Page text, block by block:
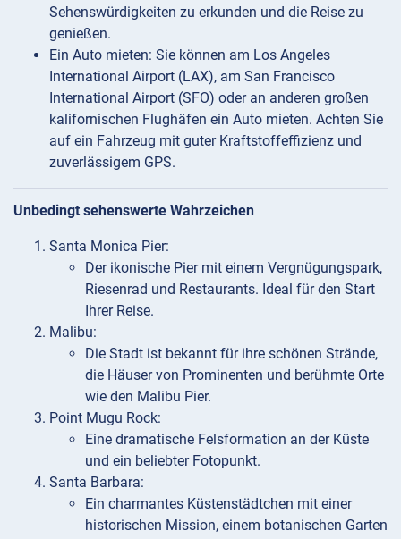
Sehenswürdigkeiten zu erkunden und die Reise zu
genießen.
Ein Auto mieten: Sie können am Los Angeles
International Airport (LAX), am San Francisco
International Airport (SFO) oder an anderen großen
kalifornischen Flughäfen ein Auto mieten. Achten Sie
auf ein Fahrzeug mit guter Kraftstoffeffizienz und
zuverlässigem GPS.
Unbedingt sehenswerte Wahrzeichen
Santa Monica Pier:
Der ikonische Pier mit einem Vergnügungspark,
Riesenrad und Restaurants. Ideal für den Start
Ihrer Reise.
Malibu:
Die Stadt ist bekannt für ihre schönen Strände,
die Häuser von Prominenten und berühmte Orte
wie den Malibu Pier.
Point Mugu Rock:
Eine dramatische Felsformation an der Küste
und ein beliebter Fotopunkt.
Santa Barbara:
Ein charmantes Küstenstädtchen mit einer
historischen Mission, einem botanischen Garten